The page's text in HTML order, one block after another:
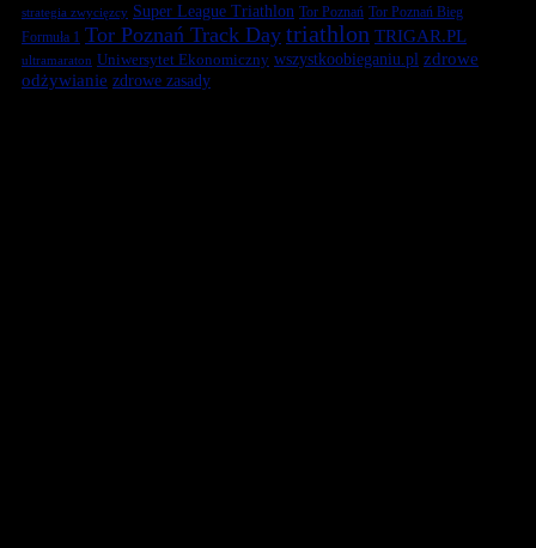
strategia zwycięzcy Super League Triathlon Tor Poznań Tor Poznań Bieg
Formuła 1 Tor Poznań Track Day triathlon TRIGAR.PL
ultramaraton Uniwersytet Ekonomiczny wszystkoobieganiu.pl zdrowe
odżywianie zdrowe zasady